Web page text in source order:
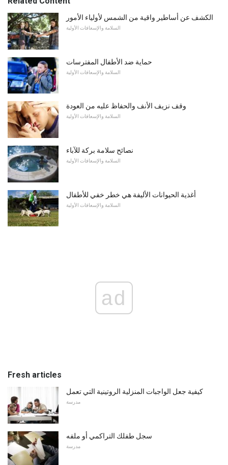
الكشف عن أساطير واقية من الشمس لأولياء الأمور
السلامة والإسعافات الأولية
حماية ضد الأطفال المفترسات
السلامة والإسعافات الأولية
وقف نزيف الأنف والحفاظ عليه من العودة
السلامة والإسعافات الأولية
نصائح سلامة بركة للآباء
السلامة والإسعافات الأولية
أغذية الحيوانات الأليفة هي خطر خفي للأطفال
السلامة والإسعافات الأولية
ad
Fresh articles
كيفية جعل الواجبات المنزلية الروتينية التي تعمل
مدرسة
سجل طفلك التراكمي أو ملفه
مدرسة